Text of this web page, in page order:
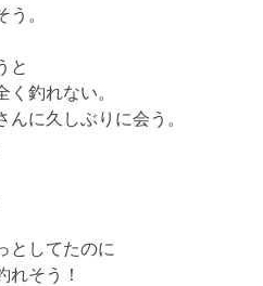
。
と
釣れない。
に久しぶりに会う。
としてたのに
れそう！